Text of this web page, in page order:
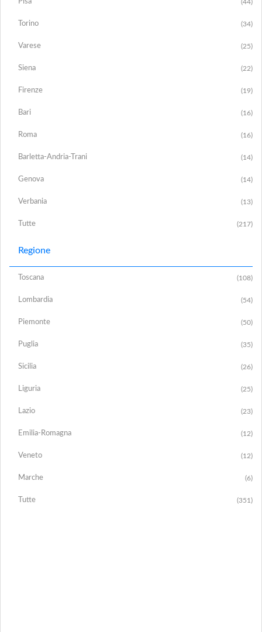
(44)
Torino (34)
Varese (25)
Siena (22)
Firenze (19)
Bari (16)
Roma (16)
Barletta-Andria-Trani (14)
Genova (14)
Verbania (13)
Tutte (217)
Regione
Toscana (108)
Lombardia (54)
Piemonte (50)
Puglia (35)
Sicilia (26)
Liguria (25)
Lazio (23)
Emilia-Romagna (12)
Veneto (12)
Marche (6)
Tutte (351)